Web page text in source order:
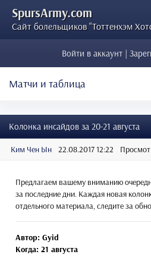
SpursArmy.com
Сайт болельщиков "Тоттенхэм
Войти в аккаунт |
Матчи и таблица
Колонка инсайдов за 20-21 августа
Ким Чен Ын 22.08.2017 12:22
Предлагаем вашему вниманию
за последние дни. Каждая новая
отдельного материала, следите за
Автор: Gyid
Когда: 21 августа